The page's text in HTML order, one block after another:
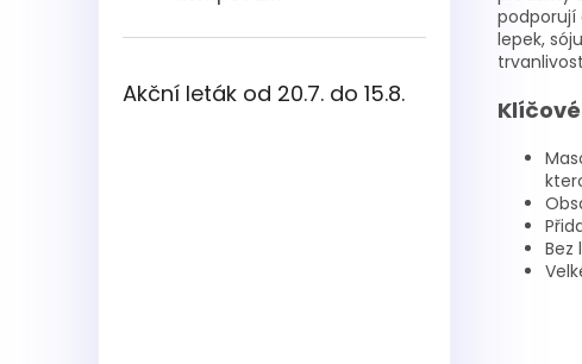
Akční leták od 20.7. do 15.8.
podporují
lepek,
Bez